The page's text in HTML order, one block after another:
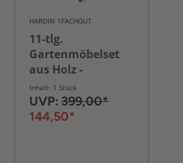
HARDIN 1FACHGUT
11-tlg.
Gartenmöbelset
aus Holz -
Dunkelgrau
Inhalt: 1 Stück
UVP: 399,00*
144,50*